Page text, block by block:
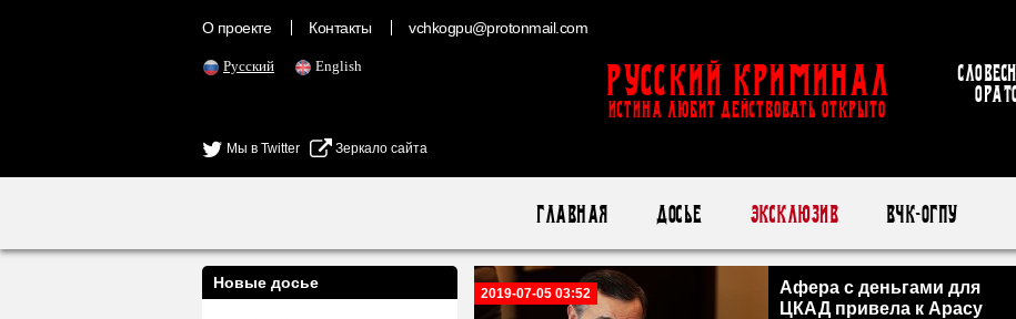
О проекте Контакты vchkogpu@protonmail.com
Русский English
Мы в Twitter Зеркало сайта
Русский Криминал
ИСТИНА ЛЮБИТ ДЕЙСТВОВАТЬ ОТКРЫТО
Главная Досье Эксклюзив ВЧК-ОГПУ
Новые досье
2019-07-05 03:52
Афера с деньгами для
ЦКАД привела к Арасу